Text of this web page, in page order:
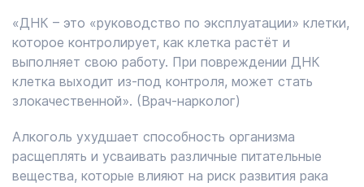
«ДНК – это «руководство по эксплуатации» клетки,
которое контролирует, как клетка растёт и
выполняет свою работу. При повреждении ДНК
клетка выходит из-под контроля, может стать
злокачественной». (Врач-нарколог)
Алкоголь ухудшает способность организма
расщеплять и усваивать различные питательные
вещества, которые влияют на риск развития рака